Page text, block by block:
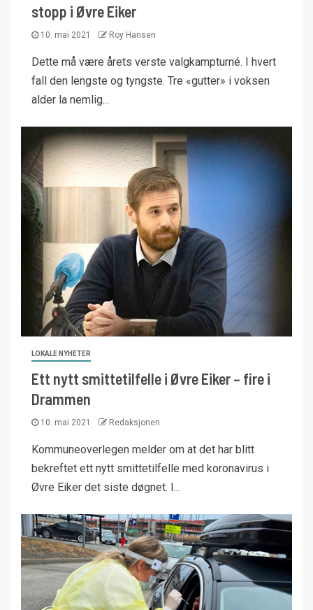
stopp i Øvre Eiker
10. mai 2021 Roy Hansen
Dette må være årets verste valgkampturné. I hvert
fall den lengste og tyngste. Tre «gutter» i voksen
alder la nemlig...
LOKALE NYHETER
Ett nytt smittetilfelle i Øvre Eiker – fire i
Drammen
10. mai 2021 Redaksjonen
Kommuneoverlegen melder om at det har blitt
bekreftet ett nytt smittetilfelle med koronavirus i
Øvre Eiker det siste døgnet. I...